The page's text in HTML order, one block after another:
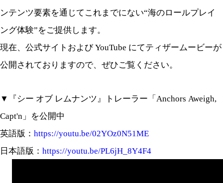
ンテンツ要素を通じてこれまでにない“海のロールプレイ
ング体験”をご提供します。
現在、公式サイトおよび YouTube にてティザームービーが
公開されておりますので、ぜひご覧ください。
▼『シー オブ レムナンツ』トレーラー「Anchors Aweigh,
Capt'n」を公開中
英語版： https://youtu.be/02YOz0N51ME
日本語版： https://youtu.be/PL6jH_8Y4F4